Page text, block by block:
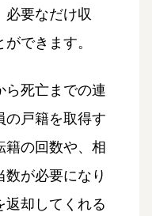
必要なだけ収
できます。
ら死亡までの連
の戸籍を取得す
籍の回数や、相
が必要になり
返却してくれる